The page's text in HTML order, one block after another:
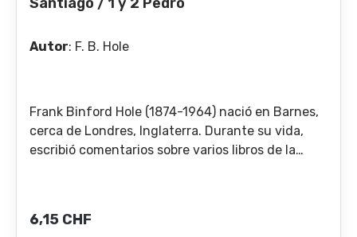
Autor: F. B. Hole
Frank Binford Hole (1874-1964) nació en Barnes,
cerca de Londres, Inglaterra. Durante su vida,
escribió comentarios sobre varios libros de la
Precio normal:
6,15 CHF